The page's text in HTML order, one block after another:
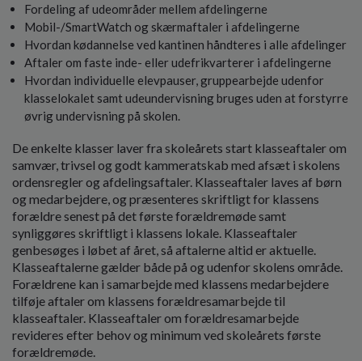
Fordeling af udeområder mellem afdelingerne
Mobil-/SmartWatch og skærmaftaler i afdelingerne
Hvordan kødannelse ved kantinen håndteres i alle afdelinger
Aftaler om faste inde- eller udefrikvarterer i afdelingerne
Hvordan individuelle elevpauser, gruppearbejde udenfor
klasselokalet samt udeundervisning bruges uden at forstyrre
øvrig undervisning på skolen.
De enkelte klasser laver fra skoleårets start klasseaftaler om
samvær, trivsel og godt kammeratskab med afsæt i skolens
ordensregler og afdelingsaftaler. Klasseaftaler laves af børn
og medarbejdere, og præsenteres skriftligt for klassens
forældre senest på det første forældremøde samt
synliggøres skriftligt i klassens lokale. Klasseaftaler
genbesøges i løbet af året, så aftalerne altid er aktuelle.
Klasseaftalerne gælder både på og udenfor skolens område.
Forældrene kan i samarbejde med klassens medarbejdere
tilføje aftaler om klassens forældresamarbejde til
klasseaftaler. Klasseaftaler om forældresamarbejde
revideres efter behov og minimum ved skoleårets første
forældremøde.